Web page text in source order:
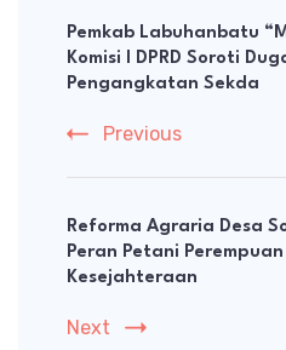
Navigation
Pemkab Labuhanbatu
Komisi I DPRD Soroti
Pengangkatan Sekda
Previous
Reforma Agraria Desa
Peran Petani
Kesejahteraan
Next